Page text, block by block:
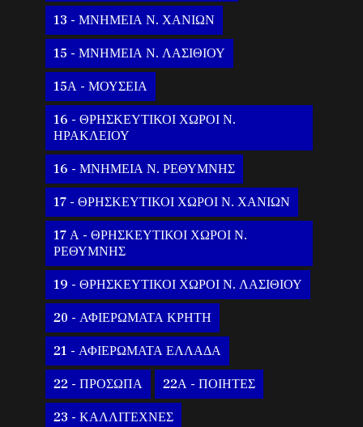
13 - ΜΝΗΜΕΙΑ Ν. ΧΑΝΙΩΝ
15 - ΜΝΗΜΕΙΑ Ν. ΛΑΣΙΘΙΟΥ
15Α - ΜΟΥΣΕΙΑ
16 - ΘΡΗΣΚΕΥΤΙΚΟΙ ΧΩΡΟΙ Ν.
ΗΡΑΚΛΕΙΟΥ
16 - ΜΝΗΜΕΙΑ Ν. ΡΕΘΥΜΝΗΣ
17 - ΘΡΗΣΚΕΥΤΙΚΟΙ ΧΩΡΟΙ Ν. ΧΑΝΙΩΝ
17 Α - ΘΡΗΣΚΕΥΤΙΚΟΙ ΧΩΡΟΙ Ν.
ΡΕΘΥΜΝΗΣ
19 - ΘΡΗΣΚΕΥΤΙΚΟΙ ΧΩΡΟΙ Ν. ΛΑΣΙΘΙΟΥ
20 - ΑΦΙΕΡΩΜΑΤΑ ΚΡΗΤΗ
21 - ΑΦΙΕΡΩΜΑΤΑ ΕΛΛΑΔΑ
22 - ΠΡΟΣΩΠΑ 22Α - ΠΟΙΗΤΕΣ
23 - ΚΑΛΛΙΤΕΧΝΕΣ